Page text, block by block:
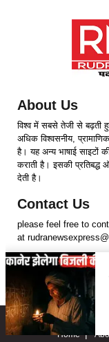
About Us
विश्व में सबसे तेजी से बढ़ती
अधिक विश्वसनीय,
है। यह अन्य भाषाई साइटों
कराती है। इसकी प्रतिबद्ध
देती है।
Contact Us
please feel free to
at
Follow Us
Copyright ©
Home